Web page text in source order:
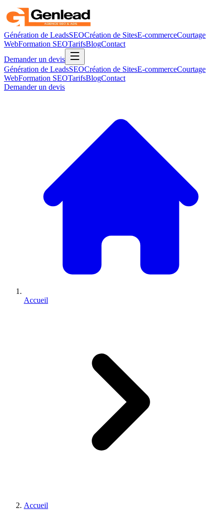
Génération de LeadsSEOCréation de SitesE-commerceCourtage
WebFormation SEOTarifsBlogContact
Demander un devis
Génération de LeadsSEOCréation de SitesE-commerceCourtage
WebFormation SEOTarifsBlogContact
Demander un devis
Accueil
Accueil